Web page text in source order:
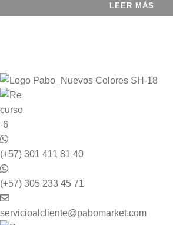
LEER MÁS
(+57) 301 411 81 40
(+57) 305 233 45 71
servicioalcliente@pabomarket.com